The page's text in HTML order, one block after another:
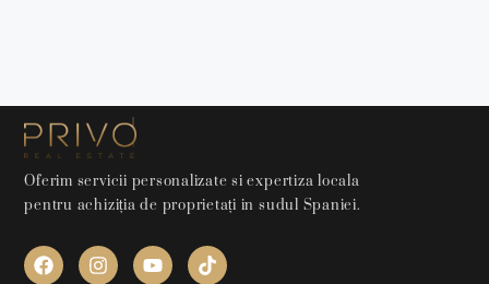
Oferim servicii personalizate si expertiza locala
pentru achiziția de proprietați in sudul Spaniei.